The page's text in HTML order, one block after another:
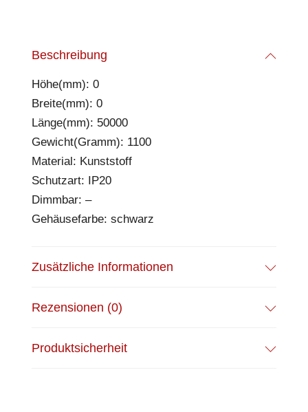
Beschreibung
Höhe(mm): 0
Breite(mm): 0
Länge(mm): 50000
Gewicht(Gramm): 1100
Material: Kunststoff
Schutzart: IP20
Dimmbar: –
Gehäusefarbe: schwarz
Zusätzliche Informationen
Rezensionen (0)
Produktsicherheit